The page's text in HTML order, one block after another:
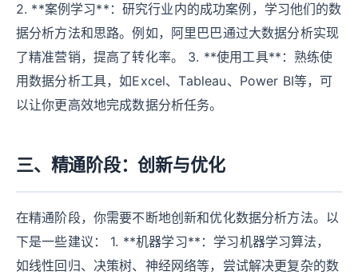
2. **案例学习**：研究行业内的成功案例，学习他们的数
据分析方法和思路。例如，阿里巴巴通过大数据分析实现
了精准营销，提高了转化率。 3. **使用工具**：熟练使
用数据分析工具，如Excel、Tableau、Power BI等，可
以让你更高效地完成数据分析任务。
三、精通阶段：创新与优化
在精通阶段，你需要不断地创新和优化数据分析方法。以
下是一些建议： 1. **机器学习**：学习机器学习算法，
如线性回归、决策树、神经网络等，尝试解决更复杂的数